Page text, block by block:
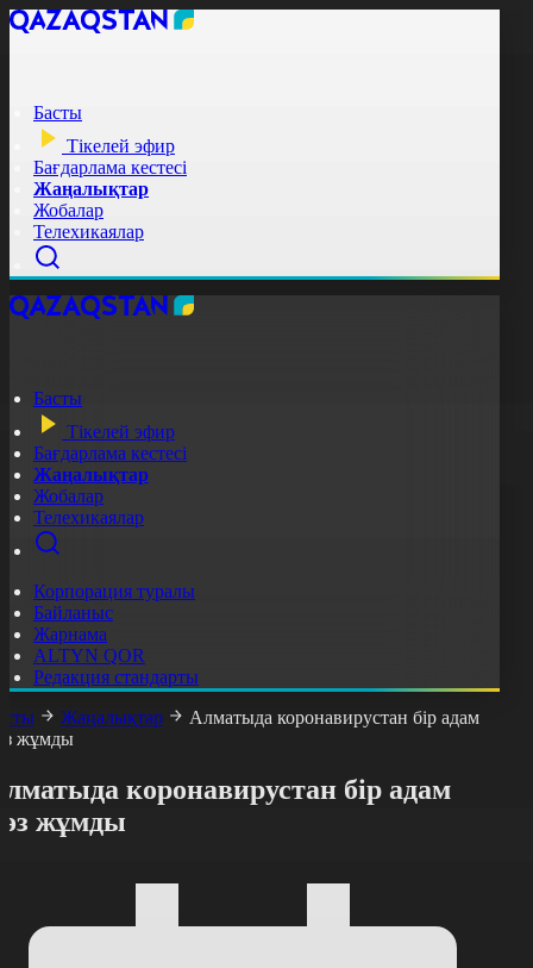
Басты
Тікелей эфир
Бағдарлама кестесі
Жаңалықтар
Жобалар
Телехикаялар
Басты
Тікелей эфир
Бағдарлама кестесі
Жаңалықтар
Жобалар
Телехикаялар
Корпорация туралы
Байланыс
Жарнама
ALTYN QOR
Редакция стандарты
Жаңалықтар
Алматыда коронавирустан бір адам
жұмды
коронавирустан бір адам
жұмды